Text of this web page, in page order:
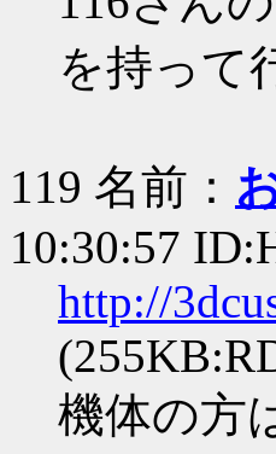
を持って
119 名前：
10:30:57
http://
機体の方